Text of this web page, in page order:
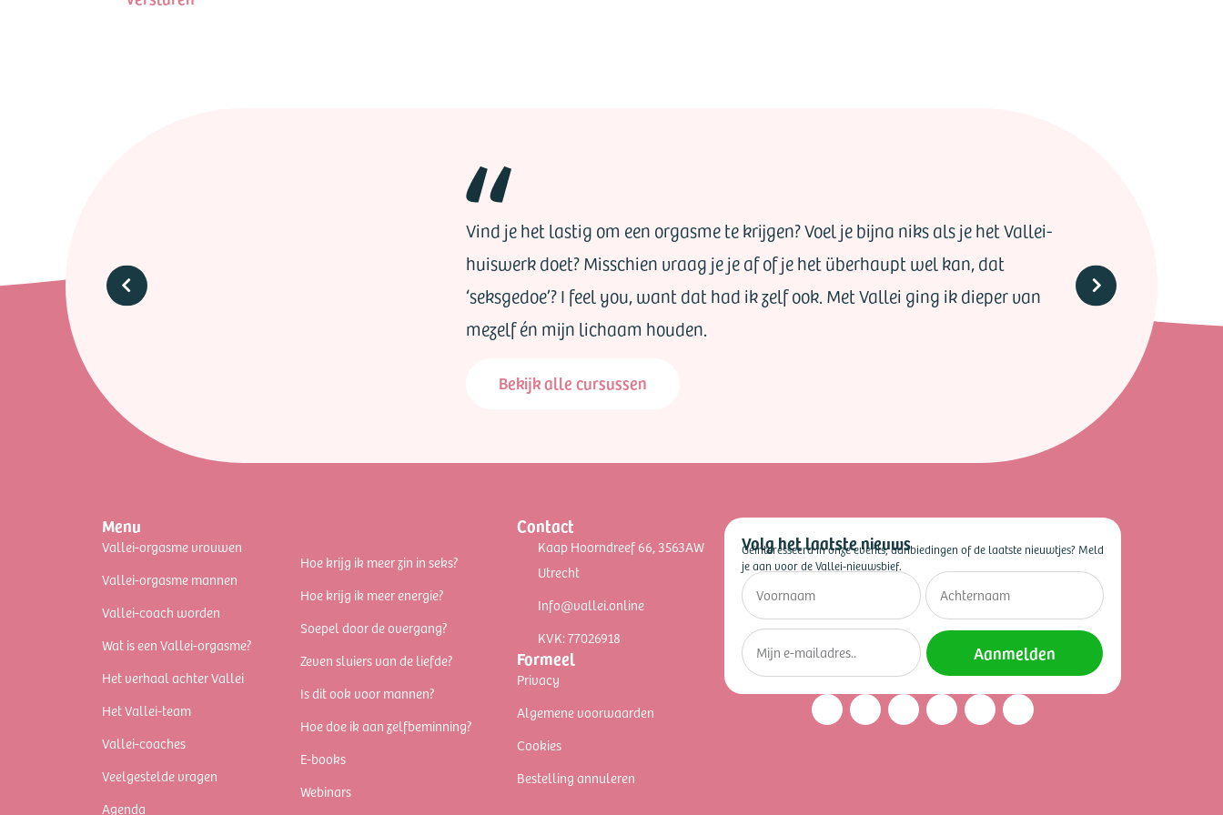
Vind je het lastig om een orgasme te krijgen? Voel je bijna niks als je het Vallei-
huiswerk doet? Misschien vraag je je af of je het überhaupt wel kan, dat
‘seksgedoe’? I feel you, want dat had ik zelf ook. Met Vallei ging ik dieper van
mezelf én mijn lichaam houden.
Bekijk alle cursussen
Menu
Vallei-orgasme vrouwen
Vallei-orgasme mannen
Vallei-coach worden
Wat is een Vallei-orgasme?
Het verhaal achter Vallei
Het Vallei-team
Vallei-coaches
Veelgestelde vragen
Agenda
Hoe krijg ik meer zin in seks?
Hoe krijg ik meer energie?
Soepel door de overgang?
Zeven sluiers van de liefde?
Is dit ook voor mannen?
Hoe doe ik aan zelfbeminning?
E-books
Webinars
Contact
Kaap Hoorndreef 66, 3563AW
Utrecht
Info@vallei.online
KVK: 77026918
Formeel
Privacy
Algemene voorwaarden
Cookies
Bestelling annuleren
Volg het laatste nieuws
Geïnteresseerd in onze events, aanbiedingen of de laatste nieuwtjes? Meld
je aan voor de Vallei-nieuwsbief.
Aanmelden